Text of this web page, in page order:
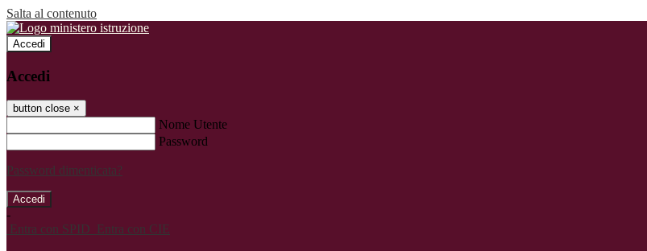
Salta al contenuto
Accedi
Accedi
button close ×
Nome Utente
Password
Password dimenticata?
-
Entra con SPID Entra con CIE